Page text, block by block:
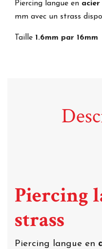
Piercing langue en acier
mm avec un strass
Taille 1.6mm par 16mm
Piercing
strass
Piercing langue en